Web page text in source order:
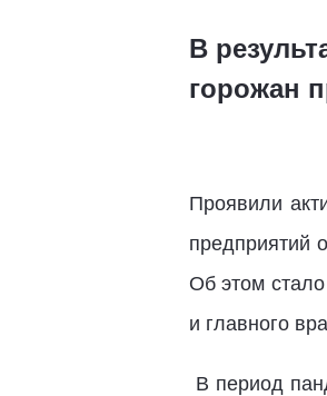
В
горожан
Проявили
предприятий
Об этом стало
и главного
В период